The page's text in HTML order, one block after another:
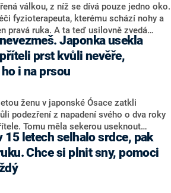
válkou, z níž se dívá pouze jedno oko.
fyzioterapeuta, kterému schází nohy a
pravá ruka. A ta teď usilovně zvedá
na které návštěvník z mírové země
zapomenout, ale v nemocnici
západoukrajinském Lvově je to všední
zranění vojáci obvykle skončí tady
sem sanitky i evakuační vlaky z celého
i o těžce postižené civilní oběti
a dronových útoků,“ líčí Solomija
vedení nemocnice, která „lazaretem“
novináře.
Japonka usekla
prst kvůli nevěře,
i na prsou
ženu v japonské Ósace zatkli
podezření z napadení svého o dva roky
Tomu měla sekerou useknout
levé ruce a nůžkami amputovat jednu
o tom deník Japan Today a další
15 letech selhalo srdce, pak
Chce si plnit sny, pomoci